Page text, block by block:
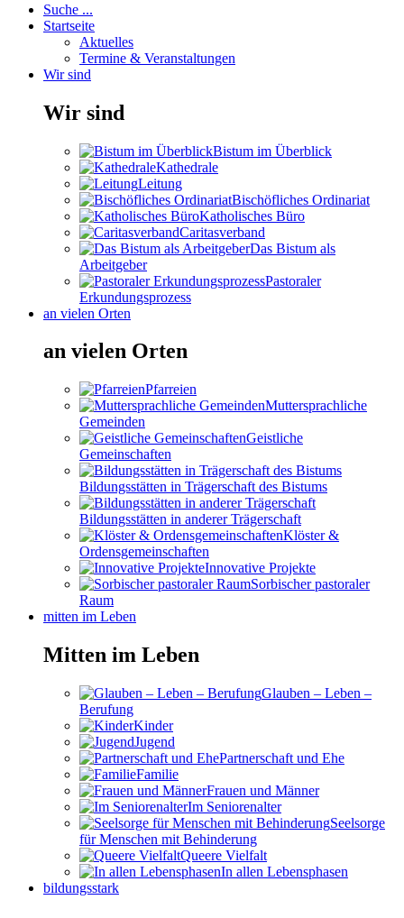
Suche ...
Startseite
Aktuelles
Termine & Veranstaltungen
Wir sind
Wir sind
Bistum im Überblick
Kathedrale
Leitung
Bischöfliches Ordinariat
Katholisches Büro
Caritasverband
Das Bistum als
Arbeitgeber
Pastoraler
Erkundungsprozess
an vielen Orten
an vielen Orten
Pfarreien
Muttersprachliche
Gemeinden
Geistliche
Gemeinschaften
Bildungsstätten in Trägerschaft des Bistums
Bildungsstätten in anderer Trägerschaft
Klöster &
Ordensgemeinschaften
Innovative Projekte
Sorbischer pastoraler
Raum
mitten im Leben
Mitten im Leben
Glauben – Leben –
Berufung
Kinder
Jugend
Partnerschaft und Ehe
Familie
Frauen und Männer
Im Seniorenalter
Seelsorge
für Menschen mit Behinderung
Queere Vielfalt
In allen Lebensphasen
bildungsstark